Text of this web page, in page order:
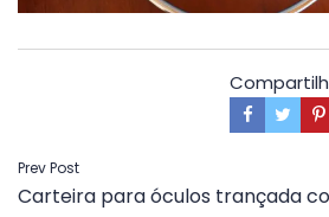
Navegação
de
Prev Post
Carteira para óculos trançada